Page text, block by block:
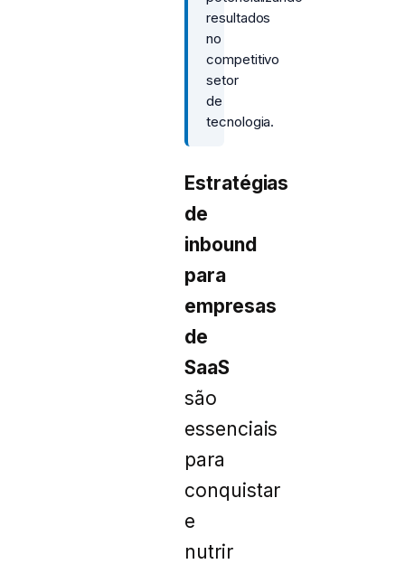
resultados
no
competitivo
setor
de
tecnologia.
Estratégias
de
inbound
para
empresas
de
SaaS
são
essenciais
para
conquistar
e
nutrir